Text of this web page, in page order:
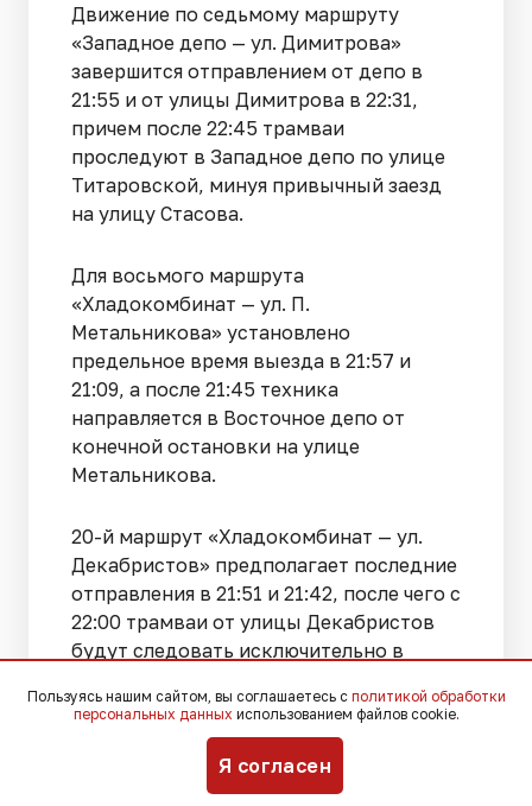
Движение по седьмому маршруту
«Западное депо — ул. Димитрова»
завершится отправлением от депо в
21:55 и от улицы Димитрова в 22:31,
причем после 22:45 трамваи
проследуют в Западное депо по улице
Титаровской, минуя привычный заезд
на улицу Стасова.
Для восьмого маршрута
«Хладокомбинат — ул. П.
Метальникова» установлено
предельное время выезда в 21:57 и
21:09, а после 21:45 техника
направляется в Восточное депо от
конечной остановки на улице
Метальникова.
20-й маршрут «Хладокомбинат — ул.
Декабристов» предполагает последние
отправления в 21:51 и 21:42, после чего с
22:00 трамваи от улицы Декабристов
будут следовать исключительно в
Маршрут № 22 «Ул. П. Метальникова —
ул. Димитрова» также претерпит
изменения: после 22:00 вагоны доедут
Пользуясь нашим сайтом, вы соглашаетесь с политикой обработки
персональных данных использованием файлов cookie.
Я согласен